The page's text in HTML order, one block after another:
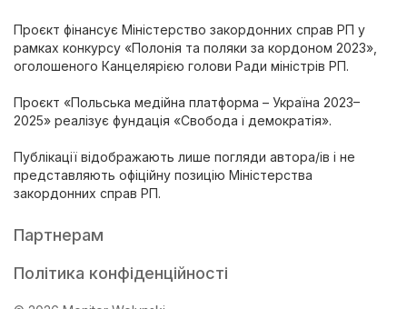
Проєкт фінансує Міністерство закордонних справ РП у
рамках конкурсу «Полонія та поляки за кордоном 2023»,
оголошеного Канцелярією голови Ради міністрів РП.
Проєкт «Польська медійна платформа – Україна 2023–
2025» реалізує фундація «Свобода і демократія».
Публікації відображають лише погляди автора/ів і не
представляють офіційну позицію Міністерства
закордонних справ РП.
Партнерам
Політика конфіденційності